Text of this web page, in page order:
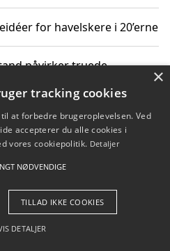
for havelskere i 20’erne
påvirker truede
vandrerygsække til
- Pilanto Aps
×
tracking cookies
at forbedre brugeroplevelsen. Ved
accepterer du alle cookies i
vores cookiepolitik. Detaljer
NØDVENDIGE
TILLAD IKKE COOKIES
DETALJER